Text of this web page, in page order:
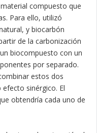
compuesto que
Para ello, utilizó
y biocarbón
de la carbonización
biocompuesto con un
por separado.
estos dos
sinérgico. El
obtendría cada uno de